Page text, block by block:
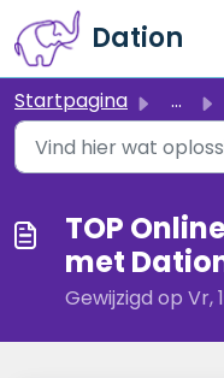
Doorgaan naar
Dation
Startpagina ...
TOP
met
Gewijzigd op Vr,